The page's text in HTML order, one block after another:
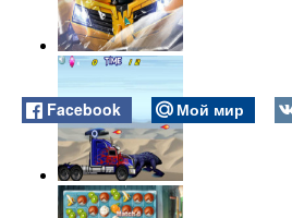
Facebook Мой мир